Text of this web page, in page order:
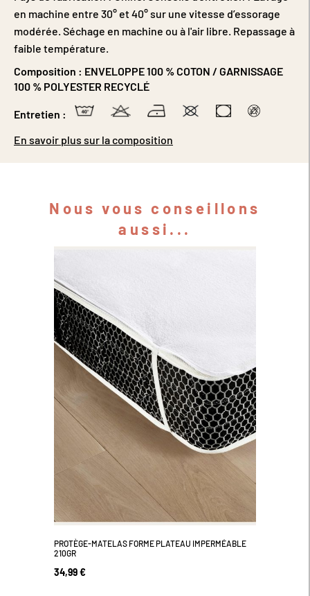
en machine entre 30° et 40° sur une vitesse d’essorage
modérée. Séchage en machine ou à l'air libre. Repassage à
faible température.
Composition : ENVELOPPE 100 % COTON / GARNISSAGE
100 % POLYESTER RECYCLÉ
Entretien :
En savoir plus sur la composition
Nous vous conseillons
aussi...
PROTÈGE-MATELAS FORME PLATEAU IMPERMÉABLE
210GR
34,99 €